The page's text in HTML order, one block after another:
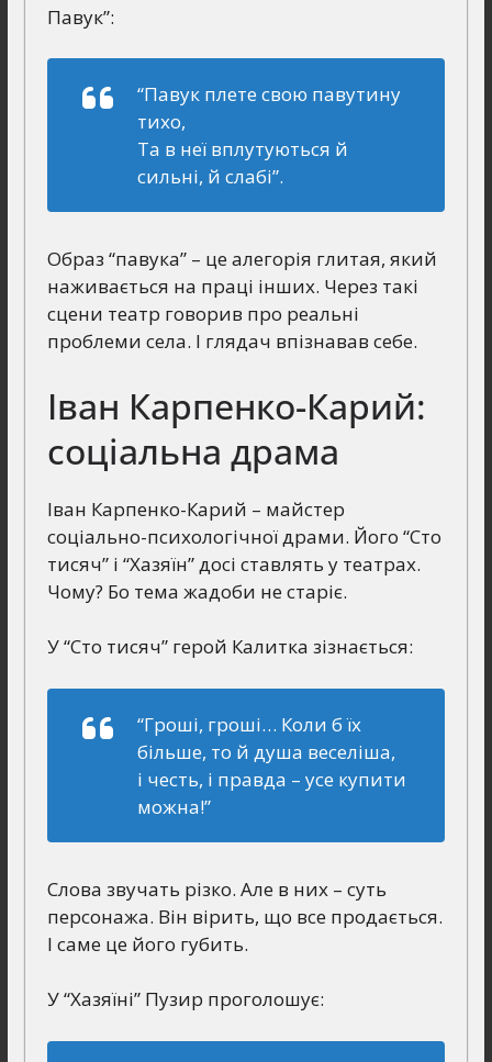
Павук”:
“Павук плете свою павутину
тихо,
Та в неї вплутуються й
сильні, й слабі”.
Образ “павука” – це алегорія глитая, який
наживається на праці інших. Через такі
сцени театр говорив про реальні
проблеми села. І глядач впізнавав себе.
Іван Карпенко-Карий:
соціальна драма
Іван Карпенко-Карий – майстер
соціально-психологічної драми. Його “Сто
тисяч” і “Хазяїн” досі ставлять у театрах.
Чому? Бо тема жадоби не старіє.
У “Сто тисяч” герой Калитка зізнається:
“Гроші, гроші… Коли б їх
більше, то й душа веселіша,
і честь, і правда – усе купити
можна!”
Слова звучать різко. Але в них – суть
персонажа. Він вірить, що все продається.
І саме це його губить.
У “Хазяїні” Пузир проголошує: